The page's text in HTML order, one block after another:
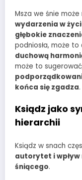
Msza we śnie
wydarzenia w
głębokie
podniosła, może
duchową
może to
końca się zgadza.
Ksiądz jako
hierarchii
Ksiądz w snach
autorytet i
śniącego.